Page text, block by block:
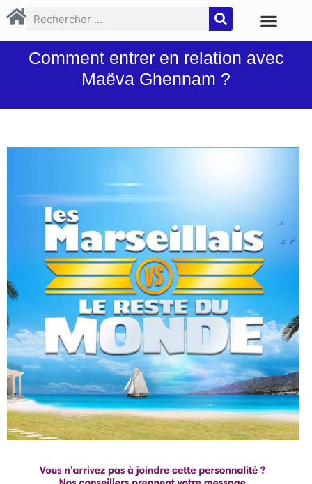
Comment entrer en relation avec
Maëva Ghennam ?